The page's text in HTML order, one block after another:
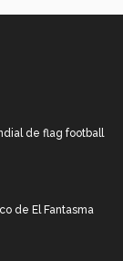
de flag football
de El Fantasma